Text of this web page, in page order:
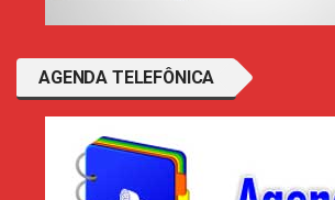
AGENDA TELEFÔNICA